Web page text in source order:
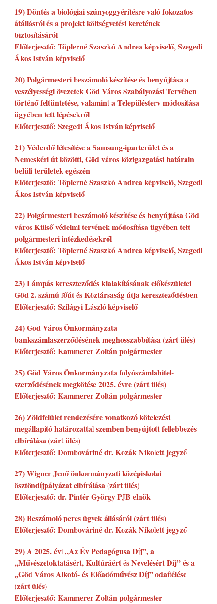
19) Döntés a biológiai szúnyoggyérítésre való fokozatos
átállásról és a projekt költségvetési keretének
biztosításáról
Előterjesztő: Töplerné Szaszkó Andrea képviselő, Szegedi
Ákos István képviselő
20) Polgármesteri beszámoló készítése és benyújtása a
veszélyességi övezetek Göd Város Szabályozási Tervében
történő feltüntetése, valamint a Településterv módosítása
ügyében tett lépésekről
Előterjesztő: Szegedi Ákos István képviselő
21) Véderdő létesítése a Samsung-iparterület és a
Nemeskéri út közötti, Göd város közigazgatási határain
belüli területek egészén
Előterjesztő: Töplerné Szaszkó Andrea képviselő, Szegedi
Ákos István képviselő
22) Polgármesteri beszámoló készítése és benyújtása Göd
város Külső védelmi tervének módosítása ügyében tett
polgármesteri intézkedésekről
Előterjesztő: Töplerné Szaszkó Andrea képviselő, Szegedi
Ákos István képviselő
23) Lámpás kereszteződés kialakításának előkészületei
Göd 2. számú főút és Köztársaság útja kereszteződésben
Előterjesztő: Szilágyi László képviselő
24) Göd Város Önkormányzata
bankszámlaszerződésének meghosszabbítása (zárt ülés)
Előterjesztő: Kammerer Zoltán polgármester
25) Göd Város Önkormányzata folyószámlahitel-
szerződésének megkötése 2025. évre (zárt ülés)
Előterjesztő: Kammerer Zoltán polgármester
26) Zöldfelület rendezésére vonatkozó kötelezést
megállapító határozattal szemben benyújtott fellebbezés
elbírálása (zárt ülés)
Előterjesztő: Dombováriné dr. Kozák Nikolett jegyző
27) Wigner Jenő önkormányzati középiskolai
ösztöndíjpályázat elbírálása (zárt ülés)
Előterjesztő: dr. Pintér György PJB elnök
28) Beszámoló peres ügyek állásáról (zárt ülés)
Előterjesztő: Dombováriné dr. Kozák Nikolett jegyző
29) A 2025. évi „Az Év Pedagógusa Díj”, a
„Művészetoktatásért, Kultúráért és Nevelésért Díj” és a
„Göd Város Alkotó- és Előadóművész Díj” odaítélése
(zárt ülés)
Előterjesztő: Kammerer Zoltán polgármester